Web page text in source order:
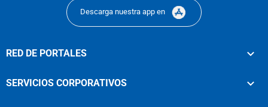
Descarga nuestra app en
RED DE PORTALES
SERVICIOS CORPORATIVOS